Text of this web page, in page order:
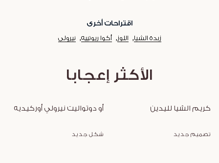
اقتراحات أخرى
زبدة الشيا اللوز أكوا ريوتييه نيرولي
الأكثر إعجابا
كريم الشيا لليدين
تصميم جديد
أو دوتواليت نيرولي أوركيديه
شكل جديد